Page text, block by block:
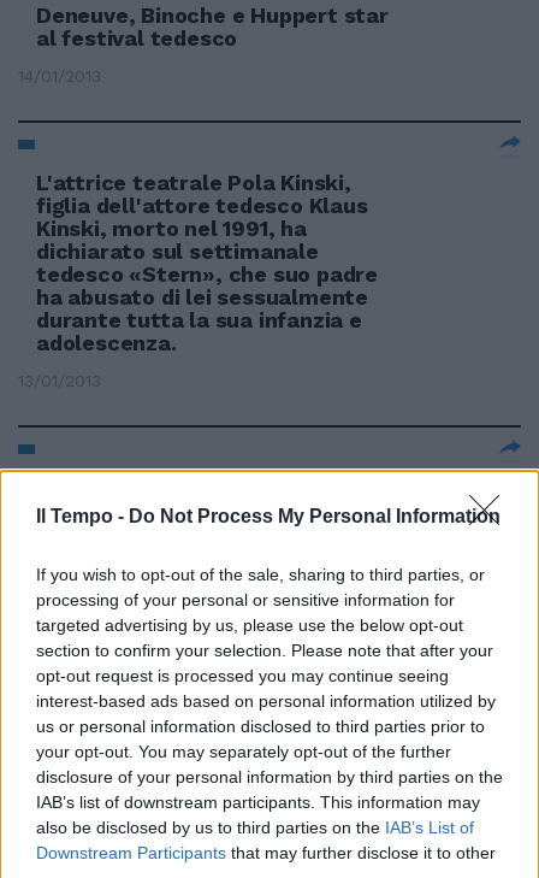
Il Tempo - Do Not Process My Personal Information
If you wish to opt-out of the sale, sharing to third parties, or
processing of your personal or sensitive information for
targeted advertising by us, please use the below opt-out
section to confirm your selection. Please note that after your
opt-out request is processed you may continue seeing
interest-based ads based on personal information utilized by
us or personal information disclosed to third parties prior to
your opt-out. You may separately opt-out of the further
disclosure of your personal information by third parties on the
IAB’s list of downstream participants. This information may
also be disclosed by us to third parties on the IAB’s List of
Downstream Participants that may further disclose it to other
Deneuve, Binoche e Huppert star
al festival tedesco
14/01/2013
L'attrice teatrale Pola Kinski,
figlia dell'attore tedesco Klaus
Kinski, morto nel 1991, ha
dichiarato sul settimanale
tedesco «Stern», che suo padre
ha abusato di lei sessualmente
durante tutta la sua infanzia e
adolescenza.
13/01/2013
Smart in stato di ebbrezza 1
L'altra notte i carabinieri della
denunciato, un 32enne tedesco,
con l'accusa di guida in stato di
ebbrezza.
06/01/2013
di Dina D'Isa Per gli scrittori
francesi dell'800, Hoffmann ha
incarnato il vero spirito
romantico tedesco, tanto che la
sua figura e le sue opere